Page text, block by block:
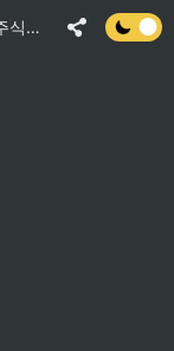
나의 첫 주식 교과서